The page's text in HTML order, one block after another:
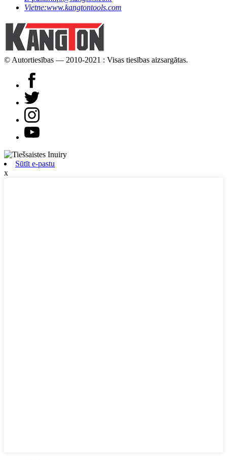
Vietne:www.kangtontools.com
© Autortiesības — 2010-2021 : Visas tiesības aizsargātas.
Sūtīt e-pastu
x